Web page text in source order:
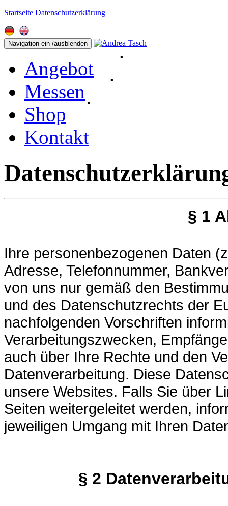
Startseite Datenschutzerklärung
Navigation ein-/ausblenden
Angebot
.
Messen
.
Shop
.
Kontakt
§ 1
Ihre personenbezogenen Daten
Adresse, Telefonnummer,
von uns nur gemäß den
und des Datenschutzrechts der
nachfolgenden Vorschriften
Verarbeitungszwecken,
auch über Ihre Rechte und den
Datenverarbeitung. Diese
unsere Websites. Falls Sie über
Seiten weitergeleitet werden,
jeweiligen Umgang mit Ihren
§ 2